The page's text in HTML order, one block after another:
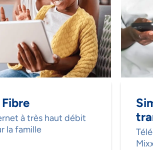
à très haut débit
la famille